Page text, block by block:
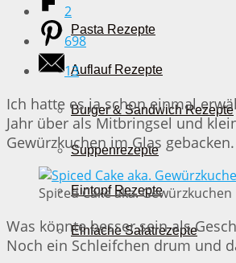
Pasta Rezepte
Auflauf Rezepte
Burger & Sandwich Rezepte
Suppenrezepte
Eintopf Rezepte
Einfache Salatrezepte
2
698
13
Ich hatte es ja schon einmal
Jahr über als Mitbringsel und
Gewürzkuchen im Glas gebacken.
Spiced Cake aka.
Was könnte besser sein als
Noch ein Schleifchen drum und